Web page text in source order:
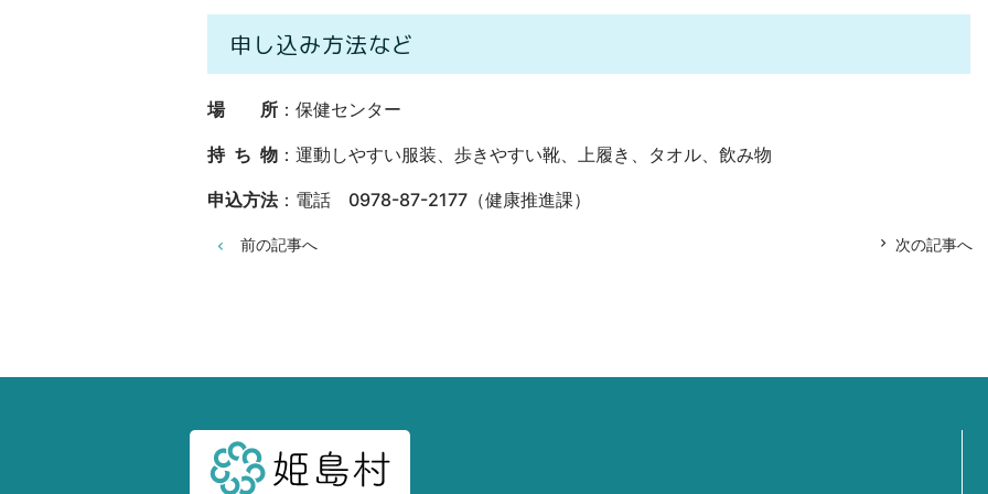
申し込み方法など
場 所 ：保健センター
持 ち 物 ：運動しやすい服装、歩きやすい靴、上履き、タオル、飲み物
申込方法：電話 0978-87-2177（健康推進課）
前の記事へ 次の記事へ